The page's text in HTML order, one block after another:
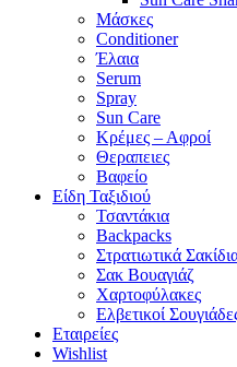
Μάσκες
Conditioner
Έλαια
Serum
Spray
Sun Care
Κρέμες – Αφροί
Θεραπειες
Βαφείο
Είδη Ταξιδιού
Τσαντάκια
Backpacks
Στρατιωτικά
Σακ Βουαγιάζ
Χαρτοφύλακες
Ελβετικοί
Εταιρείες
Wishlist